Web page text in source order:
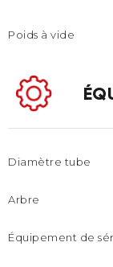
Poids à vide
Diamètre tube
Arbre
Équipement de